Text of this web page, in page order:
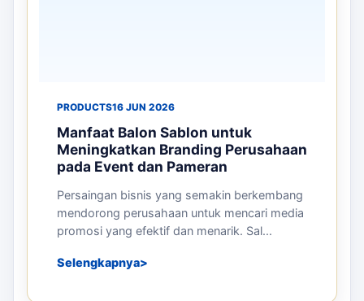
PRODUCTS16 JUN 2026
Manfaat Balon Sablon untuk
Meningkatkan Branding Perusahaan
pada Event dan Pameran
Persaingan bisnis yang semakin berkembang
mendorong perusahaan untuk mencari media
promosi yang efektif dan menarik. Sal...
Selengkapnya